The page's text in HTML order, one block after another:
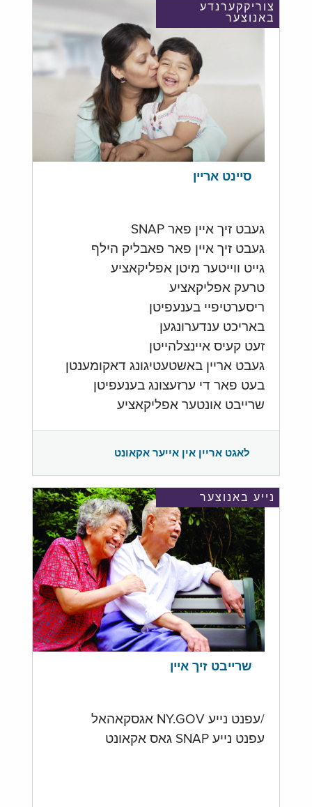
צוריקקערנדע
באנוצער
סיינט אריין
געבט זיך איין פאר SNAP
געבט זיך איין פאר פאבליק הילף
גייט ווייטער מיטן אפליקאציע
טרעק אפליקאציע
ריסערטיפיי בענעפיטן
באריכט ענדערונגען
זעט קעיס איינצלהייטן
געבט אריין באשטעטיגונג דאקומענטן
בעט פאר די ערזעצונג בענעפיטן
שרייבט אונטער אפליקאציע
לאגט אריין אין אייער אקאונט
נייע באנוצער
שרייבט זיך איין
/עפנט נייע NY.GOV אגסקאהאל
עפנט נייע SNAP גאס אקאונט